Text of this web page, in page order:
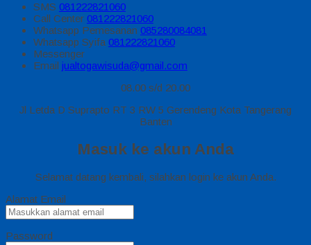
SMS 081222821060
Call Center 081222821060
Whatsapp Pemesanan 085280084081
Whatsapp Syifa 081222821060
Messenger
Email jualtogawisuda@gmail.com
08.00 s/d 20.00
Jl Letda D Suprapto RT 3 RW 5 Gerendeng Kota Tangerang
Banten
Masuk ke akun Anda
Selamat datang kembali, silahkan login ke akun Anda.
Alamat Email
Password